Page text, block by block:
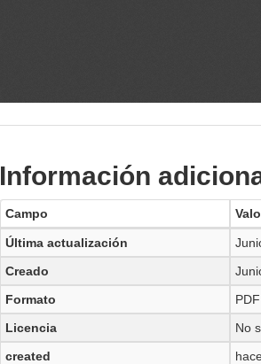
Información
Campo
Última actualización
Creado
Formato
PDF
Licencia
No
created